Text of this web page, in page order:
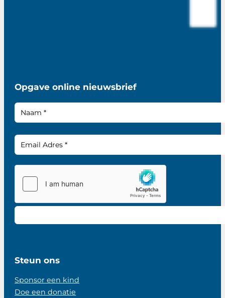
Opgave online nieuwsbrief
Steun ons
Sponsor een kind
Doe een donatie